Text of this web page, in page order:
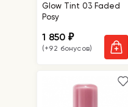
Glow Tint 03 Faded
Posy
1 850₽
(+92 бонусов)